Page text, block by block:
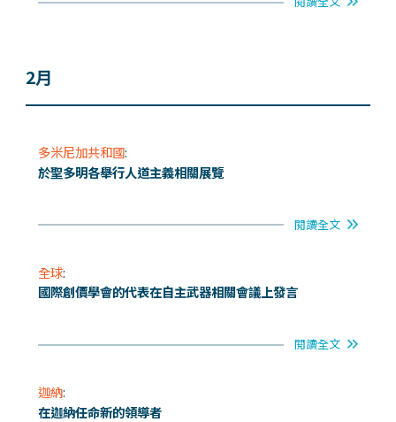
2月
多米尼加共和國:
於聖多明各舉行人道主義相關展覽
閱讀全文
全球:
國際創價學會的代表在自主武器相關會議上發言
閱讀全文
迦納:
在迦納任命新的領導者